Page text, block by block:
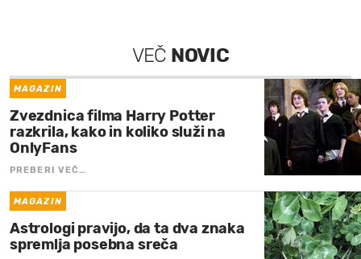
VEČ NOVIC
MAGAZIN
Zvezdnica filma Harry Potter
razkrila, kako in koliko služi na
OnlyFans
PREBERI VEČ…
MAGAZIN
Astrologi pravijo, da ta dva znaka
spremlja posebna sreča